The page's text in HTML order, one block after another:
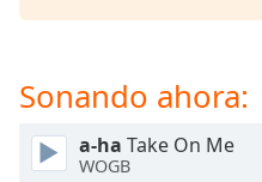
Escape
will
cancel
and
Sonando ahora:
a-ha Take On Me
WOGB